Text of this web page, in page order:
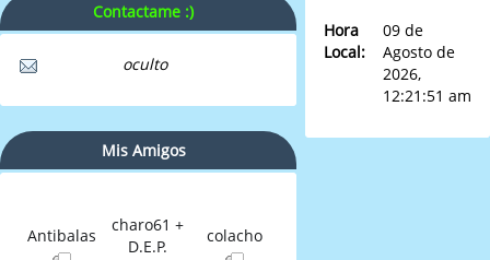
Contactame :)
oculto
Mis Amigos
Antibalas
charo61 +
D.E.P.
colacho
Hora
Local:
09 de
Agosto de
2026,
12:21:51 am